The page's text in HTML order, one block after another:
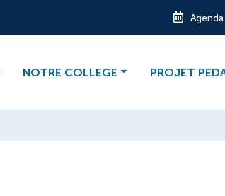
Agenda
NOTRE COLLEGE PROJET